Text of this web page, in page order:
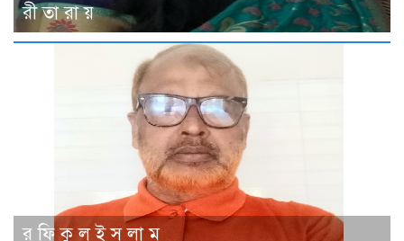
রী তা রা য়
র ফি কু ল ই স লা ম